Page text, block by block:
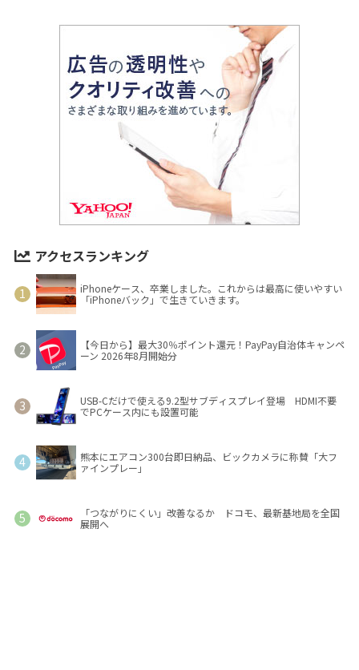
アクセスランキング
iPhoneケース、卒業しました。これからは最高に使いやすい
「iPhoneバック」で生きていきます。
【今日から】最大30％ポイント還元！PayPay自治体キャンペ
ーン 2026年8月開始分
USB-Cだけで使える9.2型サブディスプレイ登場 HDMI不要
でPCケース内にも設置可能
熊本にエアコン300台即日納品、ビックカメラに称賛「大フ
ァインプレー」
「つながりにくい」改善なるか ドコモ、最新基地局を全国
展開へ